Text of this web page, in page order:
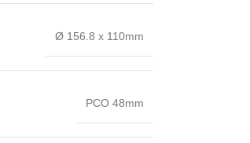
Ø 156.8 x 110mm
PCO 48mm